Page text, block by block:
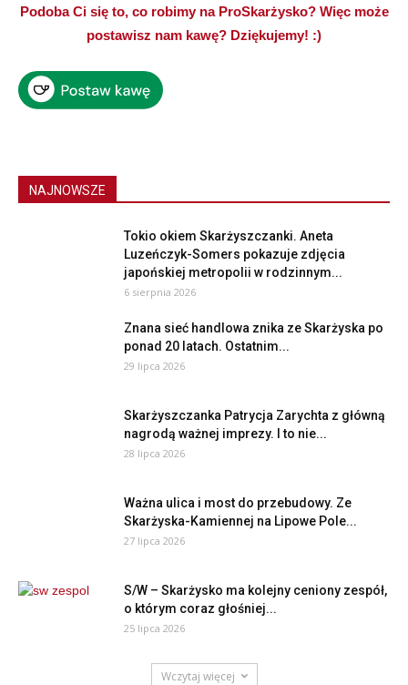
Podoba Ci się to, co robimy na ProSkarżysko? Więc może
postawisz nam kawę? Dziękujemy! :)
NAJNOWSZE
Tokio okiem Skarżyszczanki. Aneta
Luzeńczyk-Somers pokazuje zdjęcia
japońskiej metropolii w rodzinnym...
6 sierpnia 2026
Znana sieć handlowa znika ze Skarżyska po
ponad 20 latach. Ostatnim...
29 lipca 2026
Skarżyszczanka Patrycja Zarychta z główną
nagrodą ważnej imprezy. I to nie...
28 lipca 2026
Ważna ulica i most do przebudowy. Ze
Skarżyska-Kamiennej na Lipowe Pole...
27 lipca 2026
S/W – Skarżysko ma kolejny ceniony zespół,
o którym coraz głośniej...
25 lipca 2026
Wczytaj więcej